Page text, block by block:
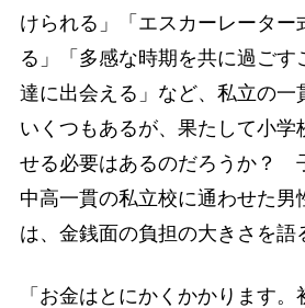
けられる」「エスカーレーター
る」「多感な時期を共に過ごす
達に出会える」など、私立の一
いくつもあるが、果たして小学
せる必要はあるのだろうか？
中高一貫の私立校に通わせた男
は、金銭面の負担の大きさを語
「お金はとにかくかかります